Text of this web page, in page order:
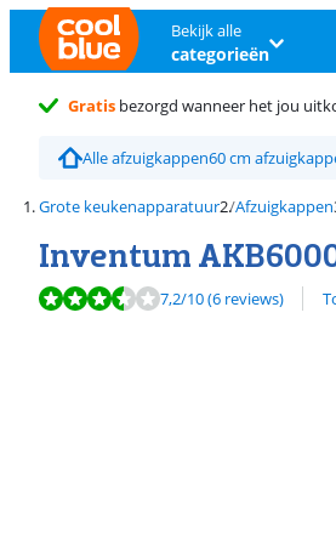
Bekijk alle
categorieën
Gratis bezorgd wanneer het jou
Alle afzuigkappen60 cm
Grote keukenapparatuur Afzuigkappen
Inventum
Beoordeling is 7,2 van de 10, gebaseerd
7,2/10(6 reviews)
Bekijk alle